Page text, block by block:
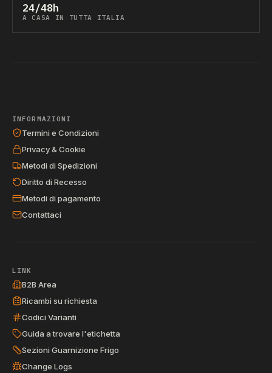
24/48h
A CASA IN TUTTA ITALIA
INFORMAZIONI
Termini e Condizioni
Privacy & Cookie
Metodi di Spedizioni
Diritto di Recesso
Metodi di pagamento
Contattaci
LINK
B2B Area
Ricambi su richiesta
Codici Varianti
Guida a trovare l'etichetta
Sezioni Guarnizione Frigo
Change Logs